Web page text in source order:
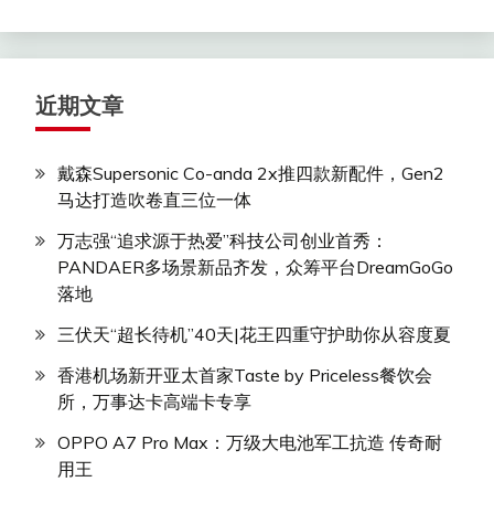
近期文章
戴森Supersonic Co-anda 2x推四款新配件，Gen2
马达打造吹卷直三位一体
万志强“追求源于热爱”科技公司创业首秀：
PANDAER多场景新品齐发，众筹平台DreamGoGo
落地
三伏天“超长待机”40天|花王四重守护助你从容度夏
香港机场新开亚太首家Taste by Priceless餐饮会
所，万事达卡高端卡专享
OPPO A7 Pro Max：万级大电池军工抗造 传奇耐
用王